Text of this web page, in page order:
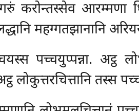
गरुं करोन्तस्सेव आरम्मणा
महग्गतझानानि
पच्चयुप्पन्ना. अट्ठ
लोकुत्तरचित्तानि तस्स